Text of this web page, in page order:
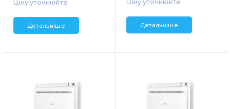
Ціну уточнюйте
Детальніше
Ціну уточнюйте
Детальніше